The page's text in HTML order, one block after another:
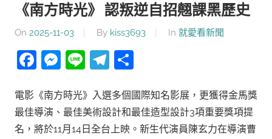
《南方時光》 認叛逆自招翹課黑歷史
On 2025-11-03 By kiss3693 In 就愛看新聞
Facebook
Messenger
LineTelegram
電影《南方時光》入選多個國際知名影展，更獲得金馬獎
最佳導演、最佳美術設計和最佳造型設計3項重要獎項提
名，將於11月14日全台上映。新生代演員陳玄力在導演曹